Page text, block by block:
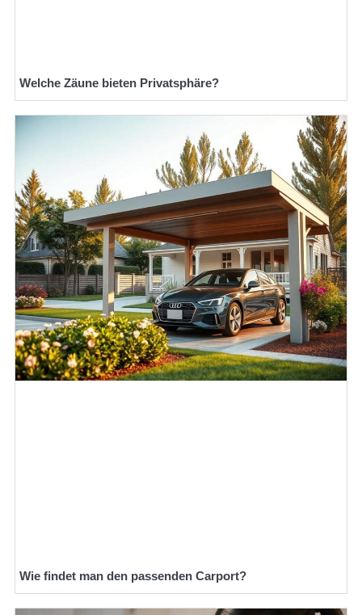
Welche Zäune bieten Privatsphäre?
Wie findet man den passenden Carport?